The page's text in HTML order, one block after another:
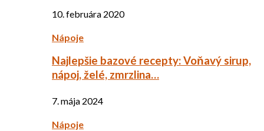
10. februára 2020
Nápoje
Najlepšie bazové recepty: Voňavý sirup,
nápoj, želé, zmrzlina…
7. mája 2024
Nápoje